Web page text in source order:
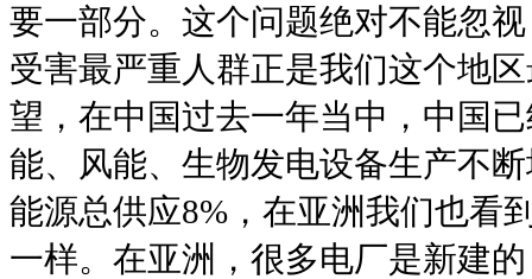
要一部分。这个问题绝对不能忽
受害最严重人群正是我们这个地
望，在中国过去一年当中，中国
能、风能、生物发电设备生产不
能源总供应8%，在亚洲我们也看
一样。在亚洲，很多电厂是新建